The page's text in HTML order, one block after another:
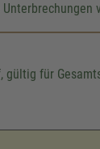
gültig für